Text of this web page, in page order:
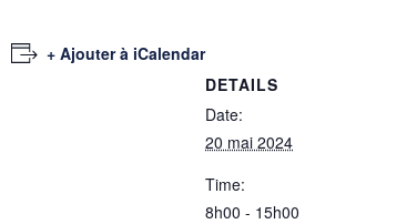
+ Ajouter à iCalendar
DETAILS
Date:
20 mai 2024
Time:
8h00 - 15h00